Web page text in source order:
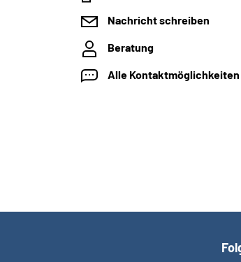
Nachricht schreiben
Beratung
Alle Kontaktmöglichkeiten